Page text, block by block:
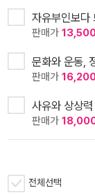
자유부인보다
판매가
문화와 운동,
판매가
사유와 상상력
판매가
전체선택